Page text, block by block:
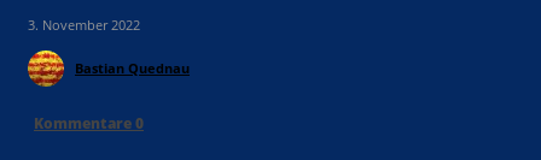
3. November 2022
Bastian Quednau
Kommentare0